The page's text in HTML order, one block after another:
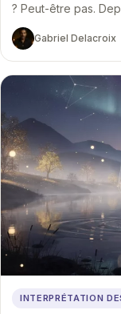
? Peut-être pas.
Gabriel Delacroix
INTERPRÉTATION